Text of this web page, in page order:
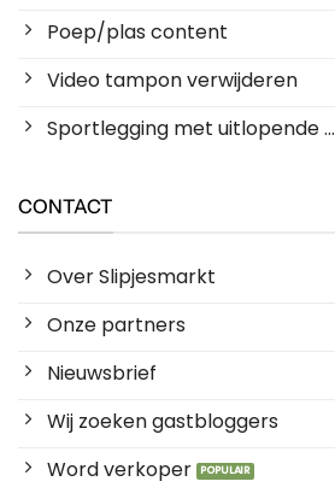
Poep/plas content
Video tampon verwijderen
Sportlegging met uitlopende ...
CONTACT
Over Slipjesmarkt
Onze partners
Nieuwsbrief
Wij zoeken gastbloggers
Word verkoper